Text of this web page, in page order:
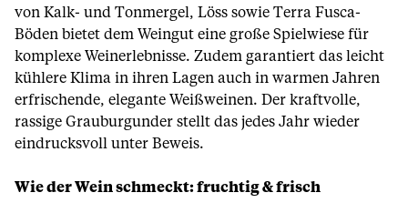
von Kalk- und Tonmergel, Löss sowie Terra Fusca-
Böden bietet dem Weingut eine große Spielwiese für
komplexe Weinerlebnisse. Zudem garantiert das leicht
kühlere Klima in ihren Lagen auch in warmen Jahren
erfrischende, elegante Weißweinen. Der kraftvolle,
rassige Grauburgunder stellt das jedes Jahr wieder
eindrucksvoll unter Beweis.
Wie der Wein schmeckt: fruchtig & frisch